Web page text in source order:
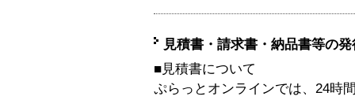
見積書・請求書・納品書等の
■見積書について
ぷらっとオンラインでは、24時